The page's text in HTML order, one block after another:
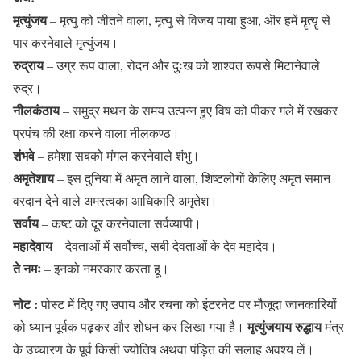
मृत्युंजय– मृत्यु को जीतने वाला, मृत्यु से विजय पाया हुआ, ऒर हमें मॄत्यॄ से
पार करनेवाले मृत्युंजय।
रुद्राय– उग्र रूप वाला, रोदन और दुःख को शाश्वत रूपसे मिटानेवाले
रुद्र।
नीलकंठाय– समुद्र मथन के समय उत्पन्न हुए विष को पीकर गले में रखकर
प्रपंच की रक्षा करने वाला नीलकण्ठ।
शंभवे– हमेशा सबको मंगल करनेवाले शंभु।
अमृतेशाय– इस दुनिया में अमृत लाने वाला, शिष्टलोगों केलिए अमृत समान
वरदान देने वाले अमरत्वका आधिकारि अमृतेश।
सर्वाय– कष्ट को दूर करनेवाला सर्वव्यापी।
महादेवाय– देवताओं में सर्वोच्च, सबी देवताओं के देव महादेव।
ते नमः– इनको नमस्कार करता हू।
नोट :पोस्ट में दिए गए उपाय और रचना को इंटरनेट पर मौजूदा जानकारियों
को ध्यान पूर्वक पढ़कर और शोधन कर लिखा गया है।मृत्युंजयाय रुद्धायमंत्र
के उच्चारण के पूर्व किसी ज्योतिष अथवा पंड़ित की सलाह अवश्य लें।